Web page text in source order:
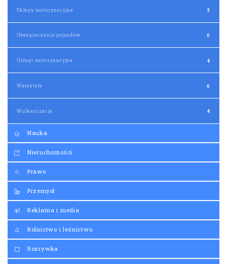
Sklepy motoryzacyjne 3
Ubezpieczenia pojazdów 0
Usługi motoryzacyjne 4
Warsztaty 6
Wulkanizacja 4
Nauka
Nieruchomości
Prawo
Przemysł
Reklama i media
Rolnictwo i leśnictwo
Rozrywka